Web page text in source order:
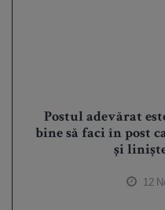
Postul adevărat
bine să faci în post
și
12